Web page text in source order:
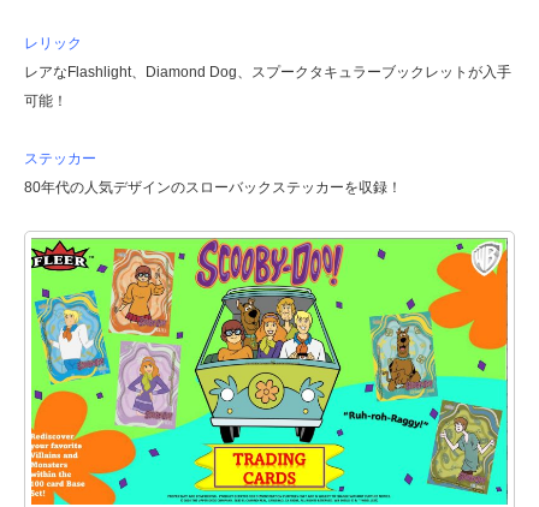
レリック
レアなFlashlight、Diamond Dog、スプークタキュラーブックレットが入手
可能！
ステッカー
80年代の人気デザインのスローバックステッカーを収録！